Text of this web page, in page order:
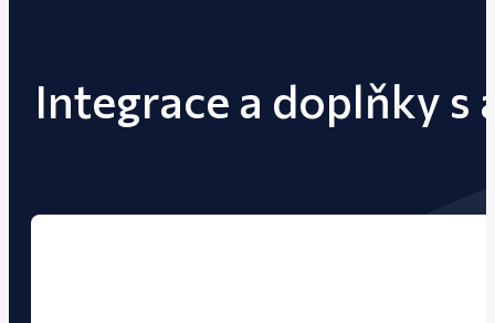
Integrace a doplňky s